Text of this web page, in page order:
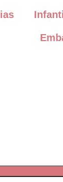
Infantil